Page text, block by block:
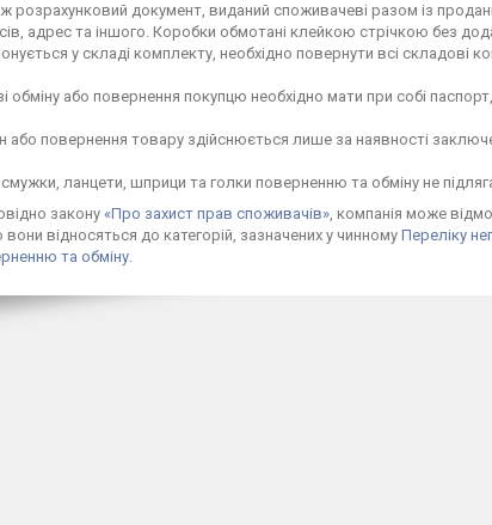
розрахунковий документ, виданий споживачеві разом із
адрес та іншого. Коробки обмотані клейкою стрічкою без
у складі комплекту, необхідно повернути всі складові
обміну або повернення покупцю необхідно мати при собі
або повернення товару здійснюється лише за наявності
смужки, ланцети, шприци та голки поверненню та обміну не
закону «Про захист прав споживачів», компанія може
відносяться до категорій, зазначених у чинному Переліку
та обміну.